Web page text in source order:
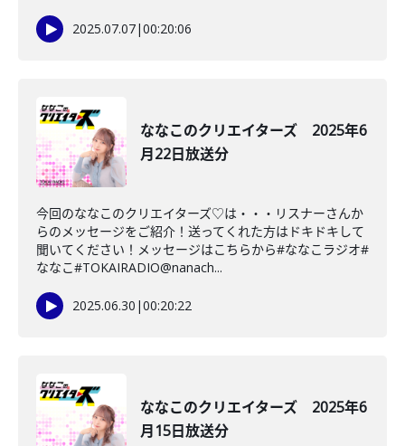
2025.07.07|00:20:06
ななこのクリエイターズ 2025年6
月22日放送分
今回のななこのクリエイターズ♡は・・・リスナーさんか
らのメッセージをご紹介！送ってくれた方はドキドキして
聞いてください！メッセージはこちらから#ななこラジオ#
ななこ#TOKAIRADIO@nanach...
2025.06.30 |00:20:22
ななこのクリエイターズ 2025年6
月15日放送分